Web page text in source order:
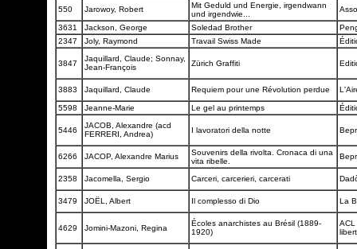
550
Jarowoy, Robert
Mit Geduld und Energie, irgendwann
und irgendwie...
3631 Jackson, George Soledad Brother
2347
Joly, Raymond Travail Swiss Made
3847
Jaquillard, Claude; Sonnay,
Jean-François
Zürich Graffiti
3883 Jaquillard, Claude Requiem pour une Révolution perdue
5598 Jeanne-Marie Le gel au printemps
5446
JACOB, Alexandre (acd
FERRERI, Andrea)
I lavoratori della notte
6266 JACOP, Alexandre Marius
Souvenirs della rivolta. Cronaca di una
vita ribelle.
2358 Jacomella, Sergio Carceri, carcerieri, carcerati
3479 JOËL, Albert Il complesso di Dio La
4629 Jomini-Mazoni, Regina
Écoles anarchistes au Brésil (1889-
1920)
ACL